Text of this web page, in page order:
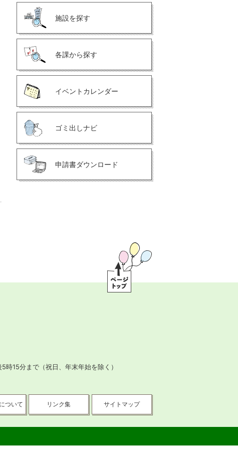
施設を探す
各課から探す
イベントカレンダー
ゴミ出しナビ
申請書ダウンロード
時15分まで （祝日、年末年始を除く）
ついて リンク集 サイトマップ
ッ
プ